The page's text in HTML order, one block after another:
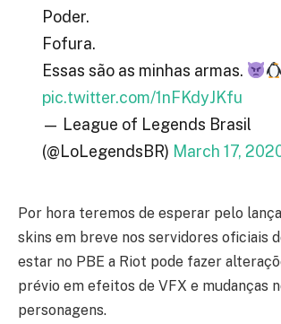
Poder.
Fofura.
Essas são as minhas armas.
pic.twitter.com/1nFKdyJKfu
— League of Legends Brasil
(@LoLegendsBR) March 17,
Por hora teremos de esperar pelo
skins em breve nos servidores oficiais
estar no PBE a Riot pode fazer
prévio em efeitos de VFX e mudanças
personagens.